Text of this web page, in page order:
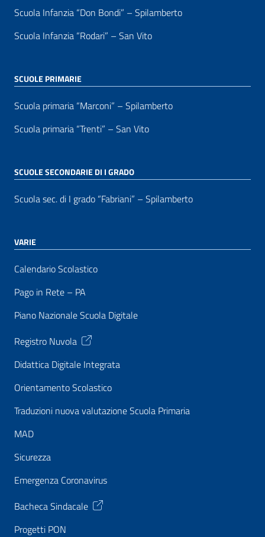
Scuola Infanzia “Don Bondi” – Spilamberto
Scuola Infanzia “Rodari” – San Vito
SCUOLE PRIMARIE
Scuola primaria “Marconi” – Spilamberto
Scuola primaria “Trenti” – San Vito
SCUOLE SECONDARIE DI I GRADO
Scuola sec. di I grado “Fabriani” – Spilamberto
VARIE
Calendario Scolastico
Pago in Rete – PA
Piano Nazionale Scuola Digitale
Registro Nuvola
Didattica Digitale Integrata
Orientamento Scolastico
Traduzioni nuova valutazione Scuola Primaria
MAD
Sicurezza
Emergenza Coronavirus
Bacheca Sindacale
Progetti PON